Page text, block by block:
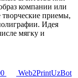
компании или
приемы,
Идея
мягку и
Web2PrintUzBot